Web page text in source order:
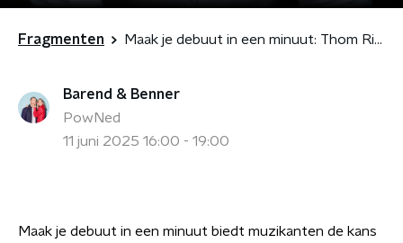
Fragmenten Maak je debuut in een minuut: Thom Ritter
Barend & Benner
PowNed
11 juni 2025 16:00 - 19:00
Maak je debuut in een minuut biedt muzikanten de kans